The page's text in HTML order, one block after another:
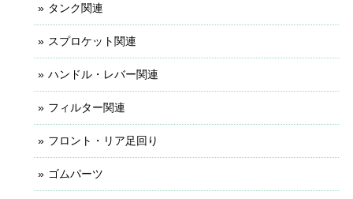
タンク関連
スプロケット関連
ハンドル・レバー関連
フィルター関連
フロント・リア足回り
ゴムパーツ